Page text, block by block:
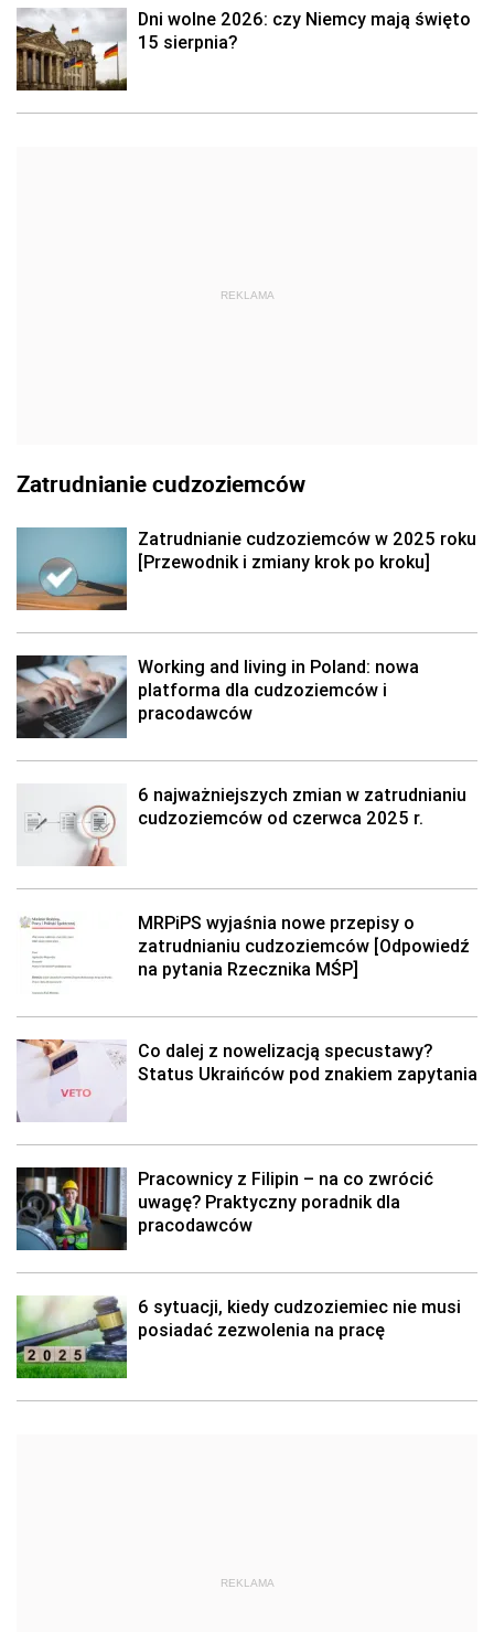
Dni wolne 2026: czy Niemcy mają święto
15 sierpnia?
REKLAMA
Zatrudnianie cudzoziemców
Zatrudnianie cudzoziemców w 2025 roku
[Przewodnik i zmiany krok po kroku]
Working and living in Poland: nowa
platforma dla cudzoziemców i
pracodawców
6 najważniejszych zmian w zatrudnianiu
cudzoziemców od czerwca 2025 r.
MRPiPS wyjaśnia nowe przepisy o
zatrudnianiu cudzoziemców [Odpowiedź
na pytania Rzecznika MŚP]
Co dalej z nowelizacją specustawy?
Status Ukraińców pod znakiem zapytania
Pracownicy z Filipin – na co zwrócić
uwagę? Praktyczny poradnik dla
pracodawców
6 sytuacji, kiedy cudzoziemiec nie musi
posiadać zezwolenia na pracę
REKLAMA